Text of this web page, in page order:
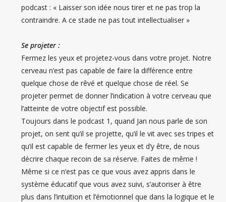
podcast : « Laisser son idée nous tirer et ne pas trop la
contraindre. A ce stade ne pas tout intellectualiser »
Se projeter :
Fermez les yeux et projetez-vous dans votre projet. Notre
cerveau n’est pas capable de faire la différence entre
quelque chose de rêvé et quelque chose de réel. Se
projeter permet de donner l’indication à votre cerveau que
l’atteinte de votre objectif est possible.
Toujours dans le podcast 1, quand Jan nous parle de son
projet, on sent qu’il se projette, qu’il le vit avec ses tripes et
qu’il est capable de fermer les yeux et d’y être, de nous
décrire chaque recoin de sa réserve. Faites de même !
Même si ce n’est pas ce que vous avez appris dans le
système éducatif que vous avez suivi, s’autoriser à être
plus dans l’intuition et l’émotionnel que dans la logique et le